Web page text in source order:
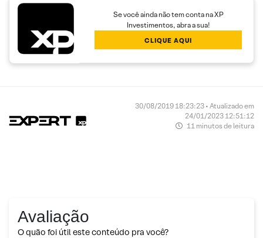
Se você ainda não tem conta na XP
Investimentos, abra a sua!
CLIQUE AQUI
30/08/2019 18:23:23 • Atualizado em
24/01/2023 12:51:12
11 minutos de leitura
Avaliação
O quão foi útil este conteúdo pra você?